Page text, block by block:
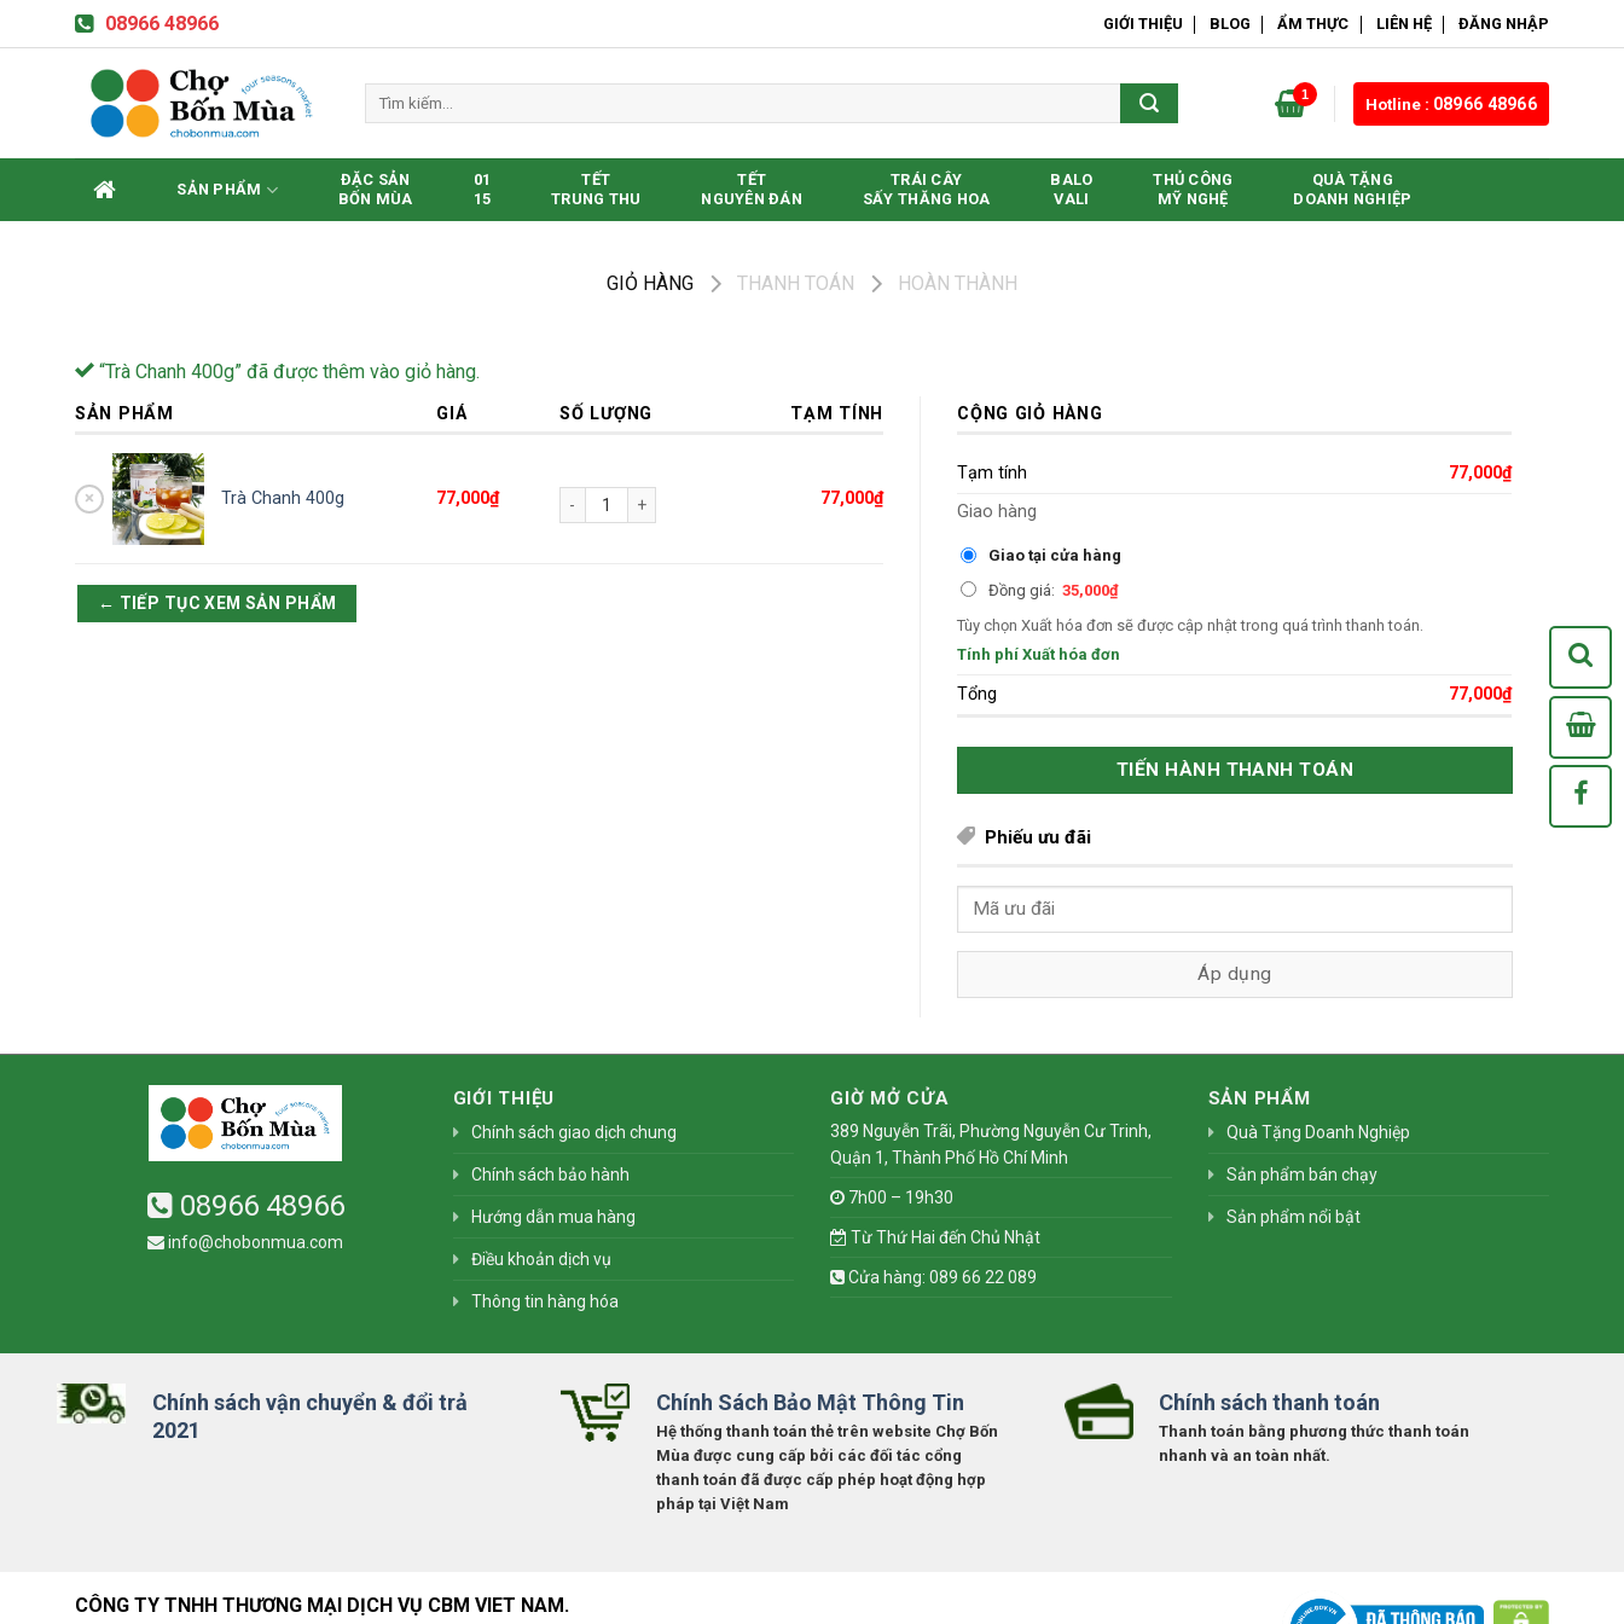
to
08966 48966 GIỚI THIỆU BLOG ẨM THỰC LIÊN HỆ ĐĂNG NHẬP
Tìm
1 Hotline : 08966 48966
SẢN PHẨM
ĐẶC SẢN
BỐN MÙA
01
15
TẾT
TRUNG THU
TẾT
NGUYÊN ĐÁN
TRÁI CÂY
SẤY THĂNG HOA
BALO
VALI
THỦ CÔNG
MỸ NGHỆ
QUÀ TẶNG
DOANH NGHIỆP
GIỎ HÀNG THANH TOÁN HOÀN THÀNH
“Trà Chanh 400g” đã được thêm vào giỏ hàng.
SẢN PHẨM GIÁ SỐ LƯỢNG TẠM TÍNH
× Trà Chanh 400g 77,000₫
Trà Chanh 400g số lượng
77,000₫
← TIẾP TỤC XEM SẢN PHẨM
CỘNG GIỎ HÀNG
Tạm tính 77,000₫
Giao hàng
Giao tại cửa hàng
Đồng giá: 35,000₫
Tùy chọn Xuất hóa đơn sẽ được cập nhật trong quá trình thanh toán.
Tính phí Xuất hóa đơn
Tổng 77,000₫
TIẾN HÀNH THANH TOÁN
Phiếu ưu đãi
08966 48966
info@chobonmua.com
GIỚI THIỆU
Chính sách giao dịch chung
Chính sách bảo hành
Hướng dẫn mua hàng
Điều khoản dịch vụ
Thông tin hàng hóa
GIỜ MỞ CỬA
389 Nguyễn Trãi, Phường Nguyễn Cư Trinh,
Quận 1, Thành Phố Hồ Chí Minh
7h00 – 19h30
Từ Thứ Hai đến Chủ Nhật
Cửa hàng: 089 66 22 089
SẢN PHẨM
Quà Tặng Doanh Nghiệp
Sản phẩm bán chạy
Sản phẩm nổi bật
Chính sách vận chuyển & đổi trả
2021
Chính Sách Bảo Mật Thông Tin
Hệ thống thanh toán thẻ trên website Chợ Bốn
Mùa được cung cấp bởi các đối tác cổng
thanh toán đã được cấp phép hoạt động hợp
pháp tại Việt Nam
Chính sách thanh toán
Thanh toán bằng phương thức thanh toán
nhanh và an toàn nhất.
CÔNG TY TNHH THƯƠNG MẠI DỊCH VỤ CBM VIET NAM.
/Chợ Bốn Mùa